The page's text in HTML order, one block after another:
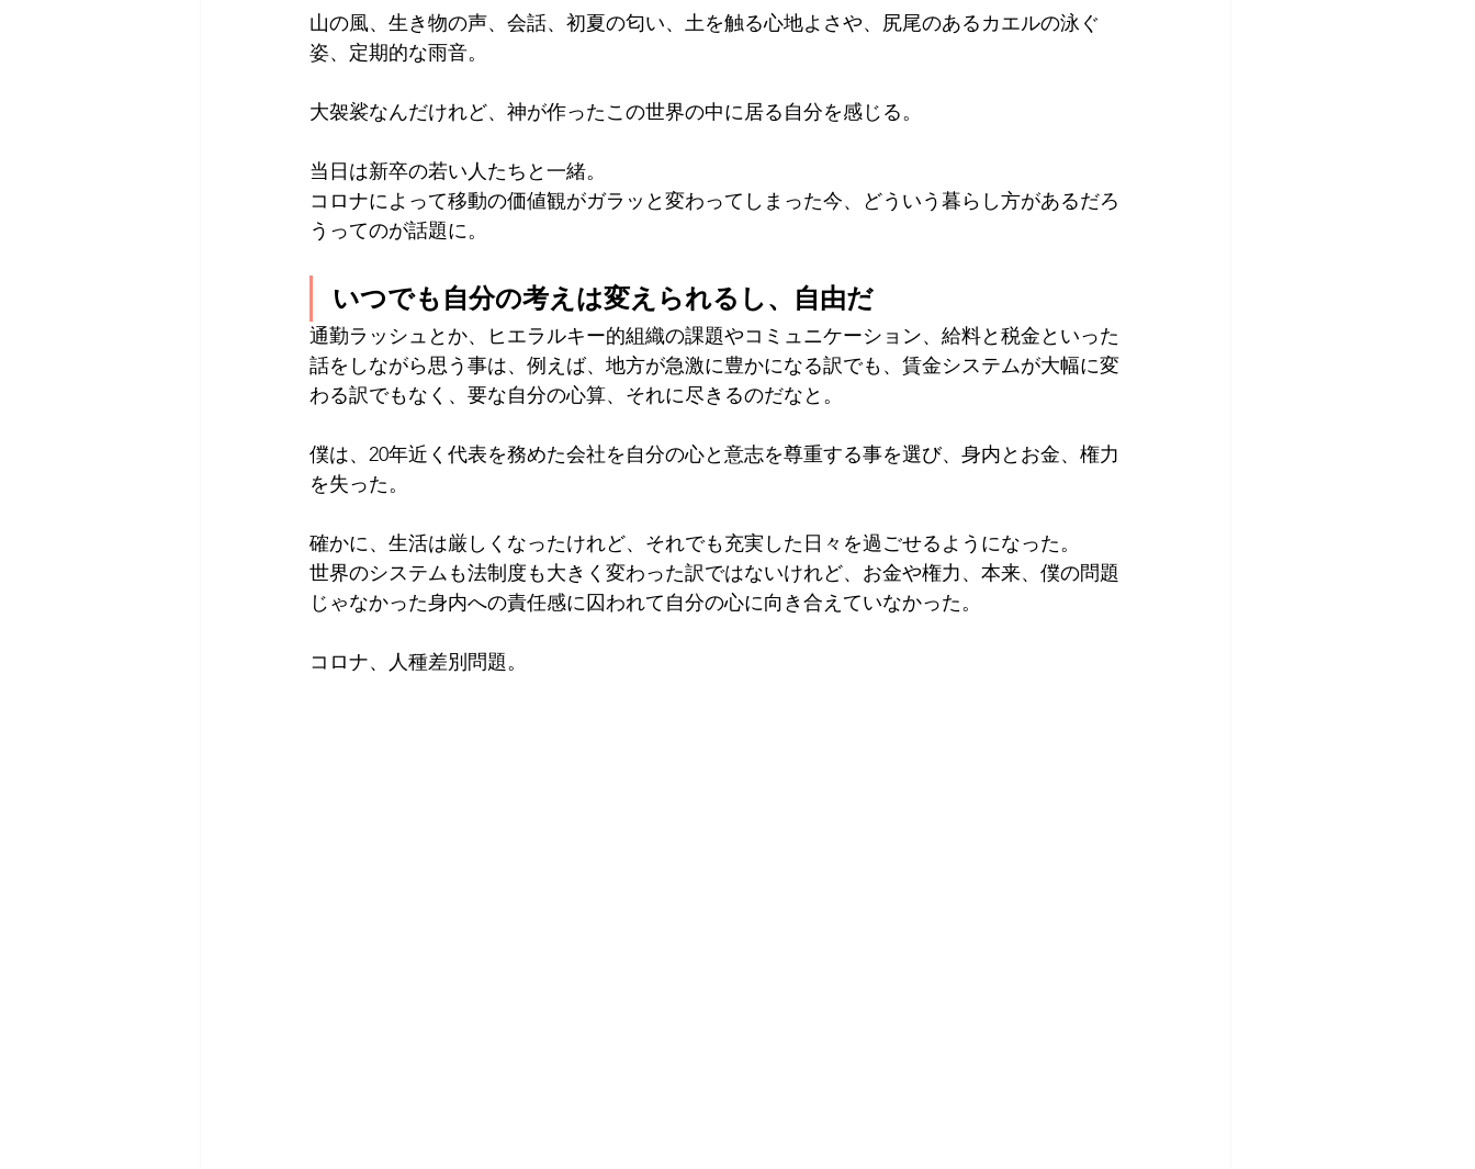
山の風、生き物の声、会話、初夏の匂い、土を触る心地よさや、尻尾のあるカエルの泳ぐ
姿、定期的な雨音。
大袈裟なんだけれど、神が作ったこの世界の中に居る自分を感じる。
当日は新卒の若い人たちと一緒。
コロナによって移動の価値観がガラッと変わってしまった今、どういう暮らし方があるだろ
うってのが話題に。
いつでも自分の考えは変えられるし、自由だ
通勤ラッシュとか、ヒエラルキー的組織の課題やコミュニケーション、給料と税金といった
話をしながら思う事は、例えば、地方が急激に豊かになる訳でも、賃金システムが大幅に変
わる訳でもなく、要な自分の心算、それに尽きるのだなと。
僕は、20年近く代表を務めた会社を自分の心と意志を尊重する事を選び、身内とお金、権力
を失った。
確かに、生活は厳しくなったけれど、それでも充実した日々を過ごせるようになった。
世界のシステムも法制度も大きく変わった訳ではないけれど、お金や権力、本来、僕の問題
じゃなかった身内への責任感に囚われて自分の心に向き合えていなかった。
コロナ、人種差別問題。